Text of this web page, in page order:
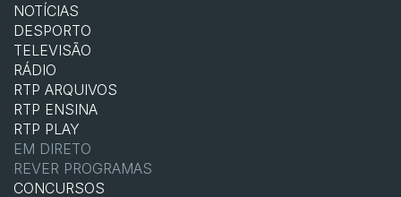
NOTÍCIAS
DESPORTO
TELEVISÃO
RÁDIO
RTP ARQUIVOS
RTP ENSINA
RTP PLAY
EM DIRETO
REVER PROGRAMAS
CONCURSOS